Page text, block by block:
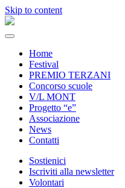
Skip to content
Home
Festival
PREMIO TERZANI
Concorso scuole
V/L MONT
Progetto “e”
Associazione
News
Contatti
Sostienici
Iscriviti alla newsletter
Volontari